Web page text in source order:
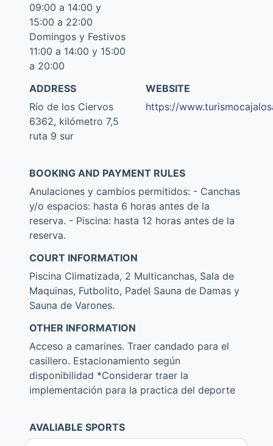
09:00 a 14:00 y
15:00 a 22:00
Domingos y Festivos
11:00 a 14:00 y 15:00
a 20:00
ADDRESS
Río de los Ciervos
6362, kilómetro 7,5
ruta 9 sur
WEBSITE
https://
BOOKING AND PAYMENT RULES
Anulaciones y cambios permitidos: - Canchas
y/o espacios: hasta 6 horas antes de la
reserva. - Piscina: hasta 12 horas antes de la
reserva.
COURT INFORMATION
Piscina Climatizada, 2 Multicanchas, Sala de
Maquinas, Futbolito, Padel Sauna de Damas y
Sauna de Varones.
OTHER INFORMATION
Acceso a camarines. Traer candado para el
casillero. Estacionamiento según
disponibilidad *Considerar traer la
implementación para la practica del deporte
AVALIABLE SPORTS